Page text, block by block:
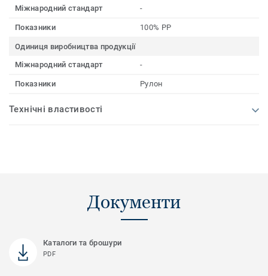
Міжнародний стандарт
-
Показники 100% PP
Одиниця виробництва продукції
Міжнародний стандарт
-
Показники Рулон
Технічні властивості
Документи
Каталоги та брошури
PDF